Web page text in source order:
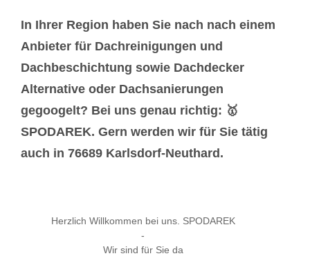
In Ihrer Region haben Sie nach nach einem
Anbieter für Dachreinigungen und
Dachbeschichtung sowie Dachdecker
Alternative oder Dachsanierungen
gegoogelt? Bei uns genau richtig: 🥇
SPODAREK. Gern werden wir für Sie tätig
auch in 76689 Karlsdorf-Neuthard.
Herzlich Willkommen bei uns. SPODAREK
-
Wir sind für Sie da